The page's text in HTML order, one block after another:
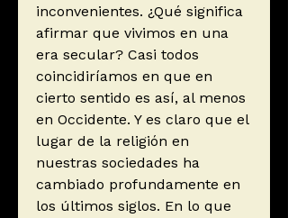
inconvenientes. ¿Qué significa
afirmar que vivimos en una
era secular? Casi todos
coincidiríamos en que en
cierto sentido es así, al menos
en Occidente. Y es claro que el
lugar de la religión en
nuestras sociedades ha
cambiado profundamente en
los últimos siglos. En lo que